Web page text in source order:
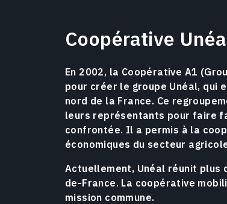
Coopérative
En 2002, la Coopérative A1
pour créer le groupe Unéal, qui
nord de la France. Ce
leurs représentants pour faire
confrontée. Il a permis à la
économiques du secteur
Actuellement, Unéal réunit plus
de-France. La coopérative
mission commune.